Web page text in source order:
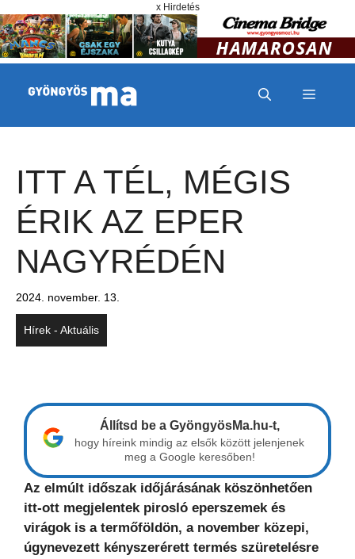
x Hirdetés
MENÜ
ITT A TÉL, MÉGIS
ÉRIK AZ EPER
NAGYRÉDÉN
2024. november. 13.
Hírek - Aktuális
Állítsd be a GyöngyösMa.hu-t,
hogy híreink mindig az elsők között jelenjenek
meg a Google keresőben!
Az elmúlt időszak időjárásának köszönhetően
itt-ott megjelentek pirosló eperszemek és
virágok is a termőföldön, a november közepi,
úgynevezett kényszerérett termés szüretelésre